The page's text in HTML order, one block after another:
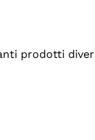
prodotti